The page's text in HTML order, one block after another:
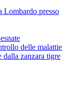
Lombardo presso
delle malattie
dalla zanzara tigre